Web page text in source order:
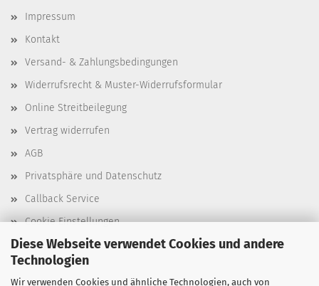
Diese Webseite verwendet Cookies und andere
Technologien
Wir verwenden Cookies und ähnliche Technologien, auch von
Impressum
Kontakt
Versand- & Zahlungsbedingungen
Widerrufsrecht & Muster-Widerrufsformular
Online Streitbeilegung
Vertrag widerrufen
AGB
Privatsphäre und Datenschutz
Callback Service
Cookie Einstellungen